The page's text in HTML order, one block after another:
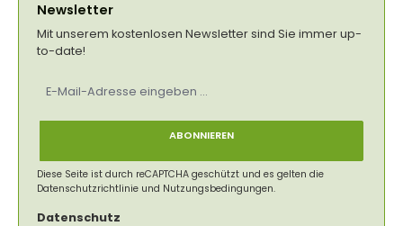
Newsletter
Mit unserem kostenlosen Newsletter sind Sie immer up-
to-date!
Mail-
ABONNIEREN
Diese Seite ist durch reCAPTCHA geschützt und es gelten die
Datenschutzrichtlinie und Nutzungsbedingungen.
Datenschutz